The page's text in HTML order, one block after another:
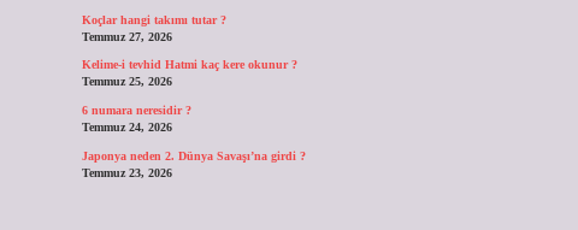
Koçlar hangi takımı tutar ?
Temmuz 27, 2026
Kelime-i tevhid Hatmi kaç kere okunur ?
Temmuz 25, 2026
6 numara neresidir ?
Temmuz 24, 2026
Japonya neden 2. Dünya Savaşı’na girdi ?
Temmuz 23, 2026